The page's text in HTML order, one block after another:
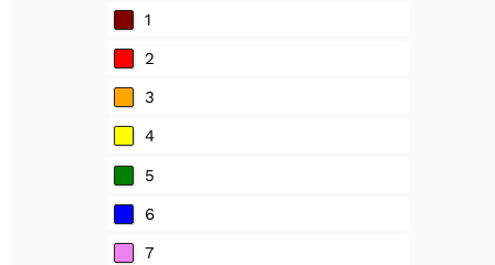
1
2
3
4
5
6
7